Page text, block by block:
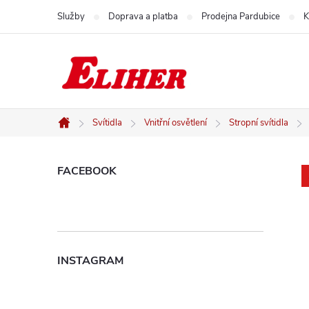
Služby Doprava a platba Prodejna Pardubice
Domů
Svítidla Vnitřní osvětlení Stropní svítidla
P
s
FACEBOOK
INSTAGRAM